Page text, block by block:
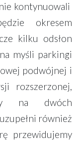
kontynuowali
okresem
kilku odsłon
myśli parkingi
podwójnej i
rozszerzonej,
na dwóch
również
przewidujemy